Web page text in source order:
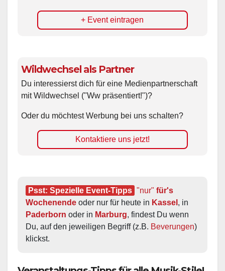
+ Event eintragen
Wildwechsel als Partner
Du interessierst dich für eine Medienpartnerschaft
mit Wildwechsel ("Ww präsentiert!")?
Oder du möchtest Werbung bei uns schalten?
Kontaktiere uns jetzt!
Psst: Spezielle Event-Tipps "nur" für's
Wochenende oder nur für heute in Kassel
Paderborn oder in Marburg, findest Du wenn
Du, auf den jeweiligen Begriff (z.B. Beverungen)
klickst.